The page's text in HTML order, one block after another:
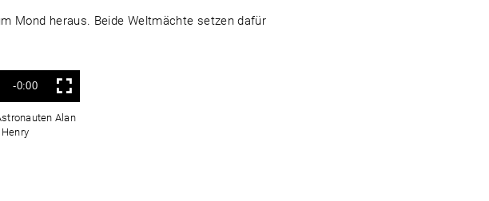
Mond heraus. Beide Weltmächte setzen dafür
Verbleibende
Zeit
-0:00 Vollbild
Alan